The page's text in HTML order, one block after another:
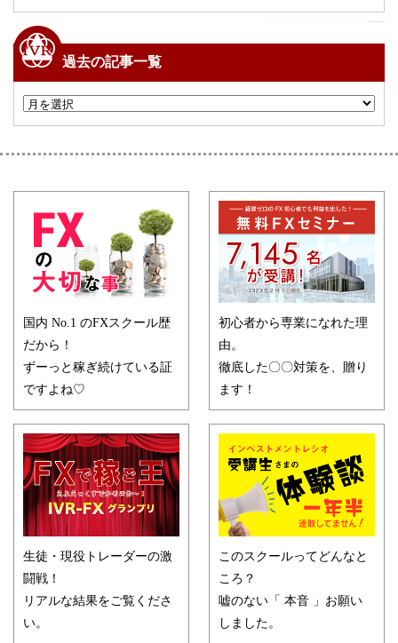
過去の記事一覧
国内 No.1 のFXスクール歴
だから！
ずーっと稼ぎ続けている証
ですよね♡
初心者から専業になれた理
由。
徹底した〇〇対策を、贈り
ます！
生徒・現役トレーダーの激
闘戦！
リアルな結果をご覧くださ
い。
このスクールってどんなと
ころ？
嘘のない「 本音 」お願い
しました。